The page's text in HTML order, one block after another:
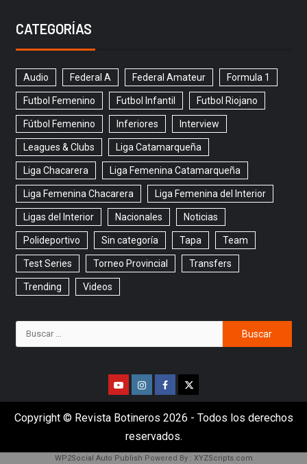
CATEGORÍAS
Audio Federal A Federal Amateur Formula 1
Futbol Femenino Futbol Infantil Futbol Riojano
Fútbol Femenino Inferiores Interview
Leagues & Clubs Liga Catamarqueña
Liga Chacarera Liga Femenina Catamarqueña
Liga Femenina Chacarera Liga Femenina del Interior
Ligas del Interior Nacionales Noticias
Polideportivo Sin categoría Tapa Team
Test Series Torneo Provincial Transfers
Trending Videos
Copyright © Revista Botineros 2026 - Todos los derechos
reservados.
WP2Social Auto Publish Powered By : XYZScripts.com